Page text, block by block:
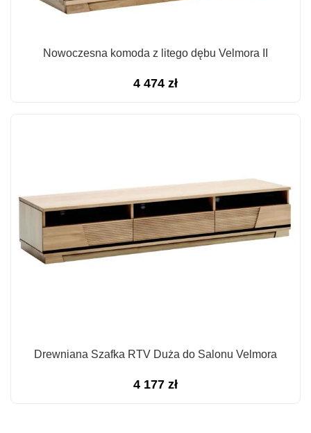
Nowoczesna komoda z litego dębu Velmora II
4 474 zł
Drewniana Szafka RTV Duża do Salonu Velmora
4 177 zł